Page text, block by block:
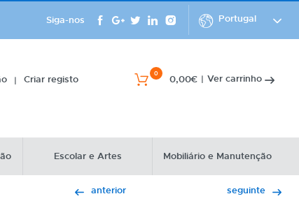
Siga-nos Portugal
| Criar registo 0 0,00€ | Ver carrinho
Escolar e Artes Mobiliário e Manutenção
anterior seguinte